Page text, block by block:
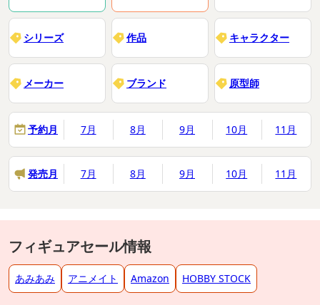
シリーズ 作品 キャラクター
メーカー ブランド 原型師
予約月 7月 8月 9月 10月 11月
発売月 7月 8月 9月 10月 11月
フィギュアセール情報
あみあみ アニメイト Amazon HOBBY STOCK